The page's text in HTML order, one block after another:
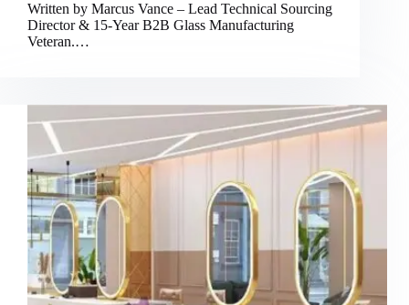
Written by Marcus Vance – Lead Technical Sourcing
Director & 15-Year B2B Glass Manufacturing
Veteran.…